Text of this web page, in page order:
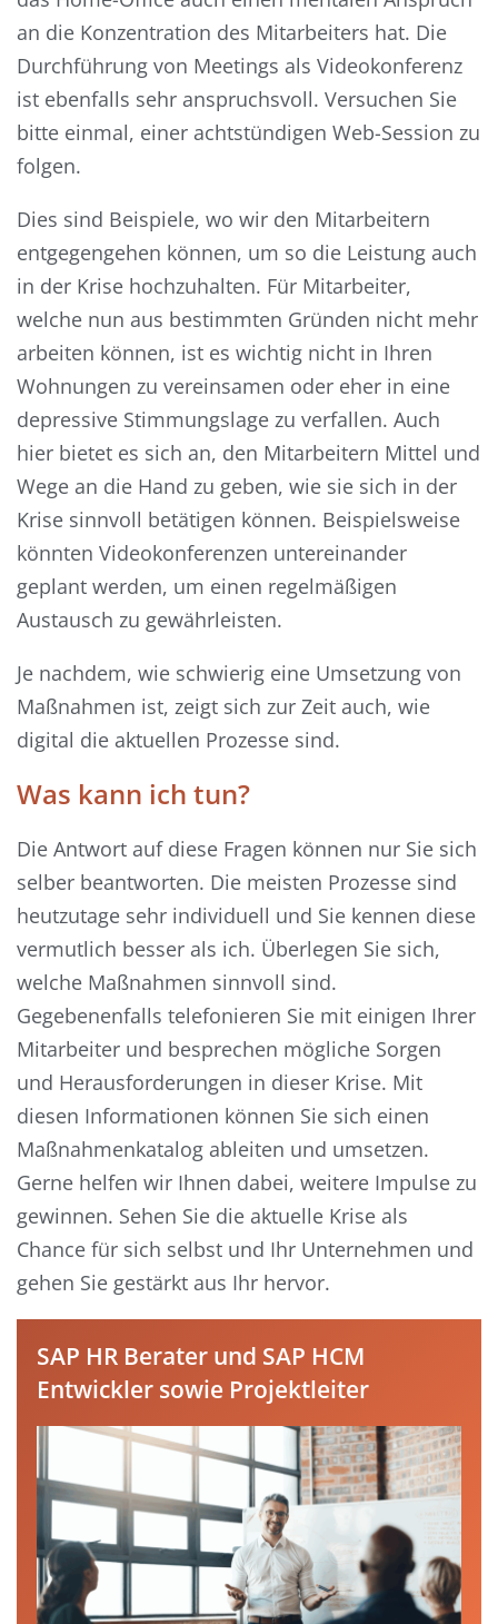
an die Konzentration des Mitarbeiters hat. Die
Durchführung von Meetings als Videokonferenz
ist ebenfalls sehr anspruchsvoll. Versuchen Sie
bitte einmal, einer achtstündigen Web-Session zu
folgen.
Dies sind Beispiele, wo wir den Mitarbeitern
entgegengehen können, um so die Leistung auch
in der Krise hochzuhalten. Für Mitarbeiter,
welche nun aus bestimmten Gründen nicht mehr
arbeiten können, ist es wichtig nicht in Ihren
Wohnungen zu vereinsamen oder eher in eine
depressive Stimmungslage zu verfallen. Auch
hier bietet es sich an, den Mitarbeitern Mittel und
Wege an die Hand zu geben, wie sie sich in der
Krise sinnvoll betätigen können. Beispielsweise
könnten Videokonferenzen untereinander
geplant werden, um einen regelmäßigen
Austausch zu gewährleisten.
Je nachdem, wie schwierig eine Umsetzung von
Maßnahmen ist, zeigt sich zur Zeit auch, wie
digital die aktuellen Prozesse sind.
Was kann ich tun?
Die Antwort auf diese Fragen können nur Sie sich
selber beantworten. Die meisten Prozesse sind
heutzutage sehr individuell und Sie kennen diese
vermutlich besser als ich. Überlegen Sie sich,
welche Maßnahmen sinnvoll sind.
Gegebenenfalls telefonieren Sie mit einigen Ihrer
Mitarbeiter und besprechen mögliche Sorgen
und Herausforderungen in dieser Krise. Mit
diesen Informationen können Sie sich einen
Maßnahmenkatalog ableiten und umsetzen.
Gerne helfen wir Ihnen dabei, weitere Impulse zu
gewinnen. Sehen Sie die aktuelle Krise als
Chance für sich selbst und Ihr Unternehmen und
gehen Sie gestärkt aus Ihr hervor.
SAP HR Berater und SAP HCM
Entwickler sowie Projektleiter